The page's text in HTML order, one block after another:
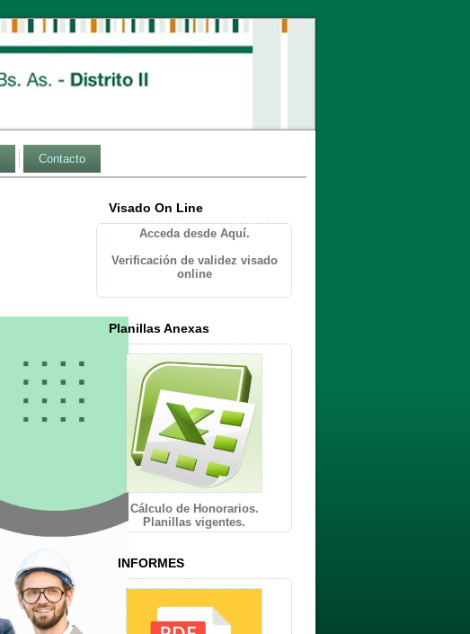
Contacto
Visado On Line
Acceda desde Aquí.
Verificación de validez visado
online
Planillas Anexas
Cálculo de Honorarios.
Planillas vigentes.
INFORMES